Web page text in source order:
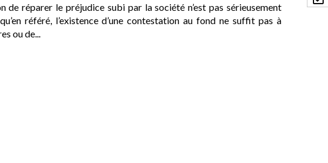
de réparer le préjudice subi par la société n’est pas sérieusement
référé, l’existence d’une contestation au fond ne suffit pas à
ou de...